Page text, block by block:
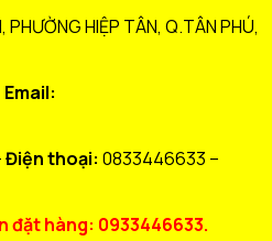
HIỆP TÂN, Q.TÂN PHÚ,
Email:
Điện thoại: 0833446633 –
đặt hàng: 0933446633.